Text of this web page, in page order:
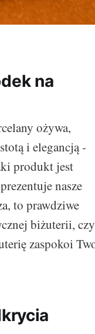
na
ożywa,
i elegancją -
produkt jest
nasze
to prawdziwe
biżuterii,
zaspokoi